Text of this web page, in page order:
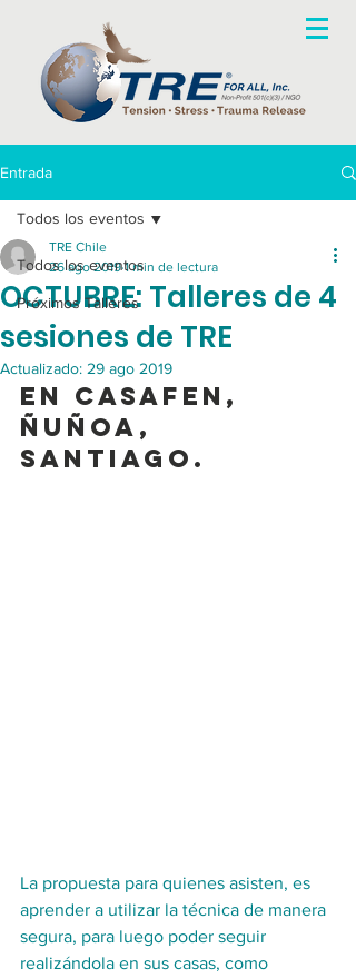
Entrada
Todos los eventos
Próximos Talleres
Todos los eventos
OCTUBRE: Talleres de 4
sesiones de TRE
TRE Chile
26 ago 2019 1 min de lectura
Actualizado: 29 ago 2019
En CasaFen,
Ñuñoa,
Santiago.
La propuesta para quienes asisten, es
aprender a utilizar la técnica de manera
segura, para luego poder seguir
realizándola en sus casas, como